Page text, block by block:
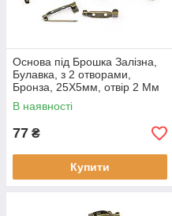
Основа під Брошка Залізна,
Булавка, з 2 отворами,
Бронза, 25Х5мм, отвір 2 Мм
(50 шт.)
В наявності
77 ₴
Купити